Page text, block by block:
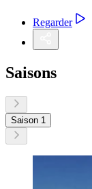
Regarder
Saisons
Saison 1